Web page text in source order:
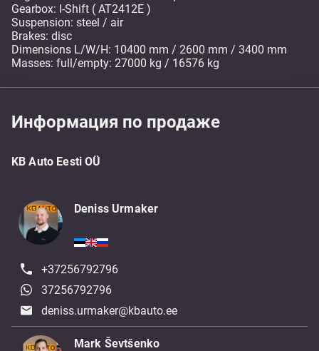
Gearbox: I-Shift ( AT2412E )
Suspension: steel / air
Brakes: disc
Dimensions L/W/H: 10400 mm / 2600 mm / 3400 mm
Masses: full/empty: 27000 kg / 16576 kg
Информация по продаже
KB Auto Eesti OÜ
Deniss Urmaker
+37256792796
37256792796
deniss.urmaker@kbauto.ee
Mark Ševtšenko